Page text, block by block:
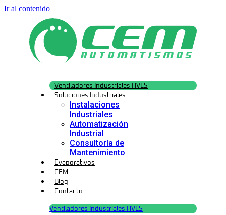
Ir al contenido
Ventiladores Industriales HVLS
Soluciones Industriales
Instalaciones
Industriales
Automatización
Industrial
Consultoría de
Mantenimiento
Evaporativos
CEM
Blog
Contacto
Ventiladores Industriales HVLS